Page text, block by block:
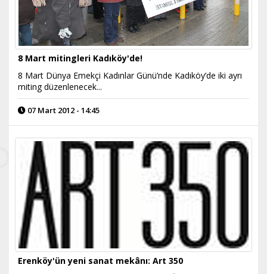
8 Mart mitingleri Kadıköy'de!
8 Mart Dünya Emekçi Kadınlar Günü’nde Kadıköy’de iki ayrı
miting düzenlenecek...
07 Mart 2012 - 14:45
Erenköy'ün yeni sanat mekânı: Art 350